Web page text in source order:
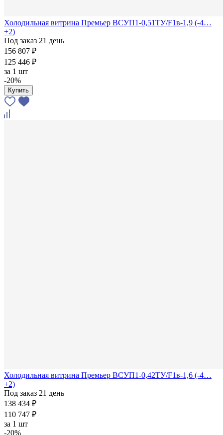
Холодильная витрина Премьер ВСУП1-0,51ТУ/F1в-1,9 (-4…
+2)
Под заказ 21 день
156 807 ₽
125 446 ₽
за 1 шт
-20%
Купить
Холодильная витрина Премьер ВСУП1-0,42ТУ/F1в-1,6 (-4…
+2)
Под заказ 21 день
138 434 ₽
110 747 ₽
за 1 шт
-20%